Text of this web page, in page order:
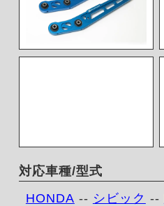
対応車種/型式
HONDA -- シビック --